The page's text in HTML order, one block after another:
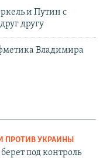
и Путин с
другу
Владимира
ПРОТИВ УКРАИНЫ
под контроль